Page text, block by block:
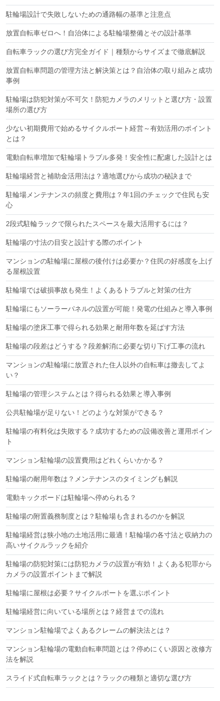
駐輪場設計で失敗しないための通路幅の基準と注意点
放置自転車ゼロへ！自治体による駐輪場整備とその設計基準
自転車ラックの選び方完全ガイド｜種類からサイズまで徹底解説
放置自転車問題の管理方法と解決策とは？自治体の取り組みと成功
事例
駐輪場は防犯対策が不可欠！防犯カメラのメリットと選び方・設置
場所の選び方
少ない初期費用で始めるサイクルポート経営～有効活用のポイント
とは？
電動自転車増加で駐輪場トラブル多発！安全性に配慮した設計とは
駐輪場経営と補助金活用法は？適地選びから成功の秘訣まで
駐輪場メンテナンスの頻度と費用は？年1回のチェックで住民も安
心
2段式駐輪ラックで限られたスペースを最大活用するには？
駐輪場の寸法の目安と設計する際のポイント
マンションの駐輪場に屋根の後付けは必要か？住民の好感度を上げ
る屋根設置
駐輪場では破損事故も発生！よくあるトラブルと対策の仕方
駐輪場にもソーラーパネルの設置が可能！発電の仕組みと導入事例
駐輪場の塗床工事で得られる効果と耐用年数を延ばす方法
駐輪場の段差はどうする？段差解消に必要な切り下げ工事の流れ
マンションの駐輪場に放置された住人以外の自転車は撤去してよ
い？
駐輪場の管理システムとは？得られる効果と導入事例
公共駐輪場が足りない！どのような対策ができる？
駐輪場の有料化は失敗する？成功するための設備改善と運用ポイン
ト
マンション駐輪場の設置費用はどれくらいかかる？
駐輪場の耐用年数は？メンテナンスのタイミングも解説
電動キックボードは駐輪場へ停められる？
駐輪場の附置義務制度とは？駐輪場も含まれるのかを解説
駐輪場経営は狭小地の土地活用に最適！駐輪場の各寸法と収納力の
高いサイクルラックを紹介
駐輪場の防犯対策には防犯カメラの設置が有効！よくある犯罪から
カメラの設置ポイントまで解説
駐輪場に屋根は必要？サイクルポートを選ぶポイント
駐輪場経営に向いている場所とは？経営までの流れ
マンション駐輪場でよくあるクレームの解決法とは？
マンション駐輪場の電動自転車問題とは？停めにくい原因と改修方
法を解説
スライド式自転車ラックとは？ラックの種類と適切な選び方